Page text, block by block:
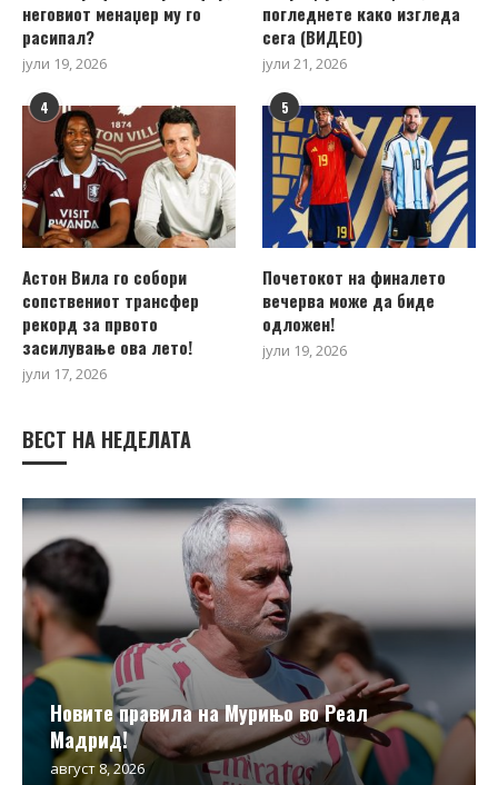
неговиот менаџер му го
расипал?
јули 19, 2026
погледнете како изгледа
сега (ВИДЕО)
јули 21, 2026
4
Астон Вила го собори
сопствениот трансфер
рекорд за првото
засилување ова лето!
јули 17, 2026
5
Почетокот на финалето
вечерва може да биде
одложен!
јули 19, 2026
ВЕСТ НА НЕДЕЛАТА
Новите правила на Мурињо во Реал
Мадрид!
август 8, 2026